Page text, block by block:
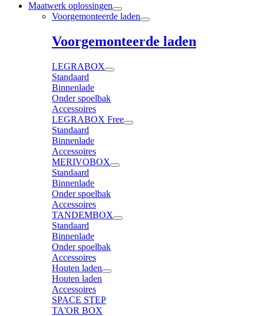
Maatwerk oplossingen
Voorgemonteerde laden
Voorgemonteerde laden
LEGRABOX
Standaard
Binnenlade
Onder spoelbak
Accessoires
LEGRABOX Free
Standaard
Binnenlade
Accessoires
MERIVOBOX
Standaard
Binnenlade
Onder spoelbak
Accessoires
TANDEMBOX
Standaard
Binnenlade
Onder spoelbak
Accessoires
Houten laden
Houten laden
Accessoires
SPACE STEP
TA'OR BOX